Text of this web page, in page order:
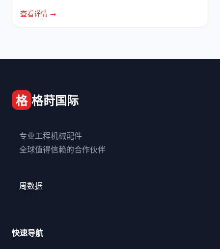
查看详情 →
格 格莳国际
专业工程机械配件
全球值得信赖的合作伙伴
周数据
快速导航